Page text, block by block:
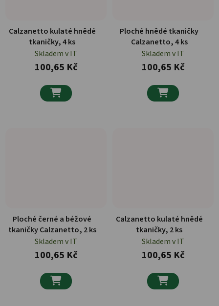
Calzanetto kulaté hnědé
tkaničky, 4 ks
Skladem v IT
100,65 Kč

Ploché hnědé tkaničky
Calzanetto, 4 ks
Skladem v IT
100,65 Kč

Ploché černé a béžové
tkaničky Calzanetto, 2 ks
Skladem v IT
100,65 Kč

Calzanetto kulaté hnědé
tkaničky, 2 ks
Skladem v IT
100,65 Kč
